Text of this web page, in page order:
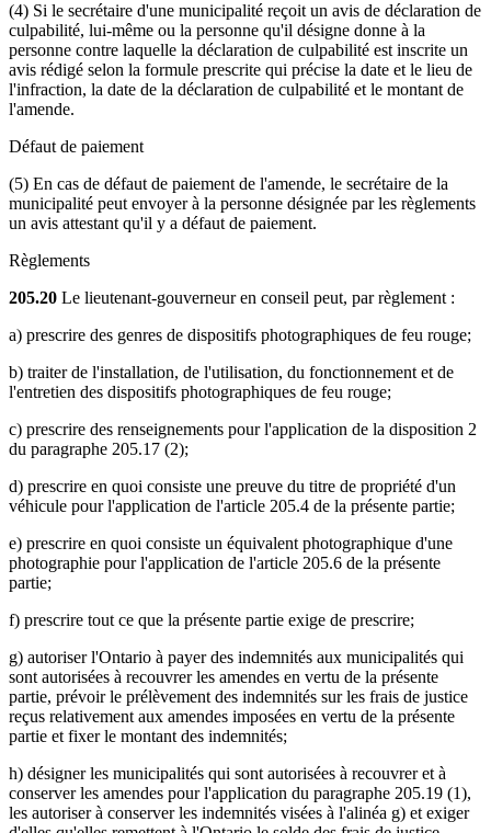
(4) Si le secrétaire d'une municipalité reçoit un avis de déclaration de
culpabilité, lui-même ou la personne qu'il désigne donne à la
personne contre laquelle la déclaration de culpabilité est inscrite un
avis rédigé selon la formule prescrite qui précise la date et le lieu de
l'infraction, la date de la déclaration de culpabilité et le montant de
l'amende.
Défaut de paiement
(5) En cas de défaut de paiement de l'amende, le secrétaire de la
municipalité peut envoyer à la personne désignée par les règlements
un avis attestant qu'il y a défaut de paiement.
Règlements
205.20 Le lieutenant-gouverneur en conseil peut, par règlement :
a) prescrire des genres de dispositifs photographiques de feu rouge;
b) traiter de l'installation, de l'utilisation, du fonctionnement et de
l'entretien des dispositifs photographiques de feu rouge;
c) prescrire des renseignements pour l'application de la disposition 2
du paragraphe 205.17 (2);
d) prescrire en quoi consiste une preuve du titre de propriété d'un
véhicule pour l'application de l'article 205.4 de la présente partie;
e) prescrire en quoi consiste un équivalent photographique d'une
photographie pour l'application de l'article 205.6 de la présente
partie;
f) prescrire tout ce que la présente partie exige de prescrire;
g) autoriser l'Ontario à payer des indemnités aux municipalités qui
sont autorisées à recouvrer les amendes en vertu de la présente
partie, prévoir le prélèvement des indemnités sur les frais de justice
reçus relativement aux amendes imposées en vertu de la présente
partie et fixer le montant des indemnités;
h) désigner les municipalités qui sont autorisées à recouvrer et à
conserver les amendes pour l'application du paragraphe 205.19 (1),
les autoriser à conserver les indemnités visées à l'alinéa g) et exiger